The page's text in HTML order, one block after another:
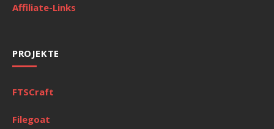
Affiliate-Links
PROJEKTE
FTSCraft
Filegoat